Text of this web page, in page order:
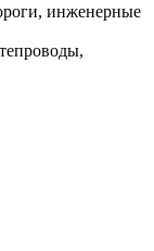
инженерные